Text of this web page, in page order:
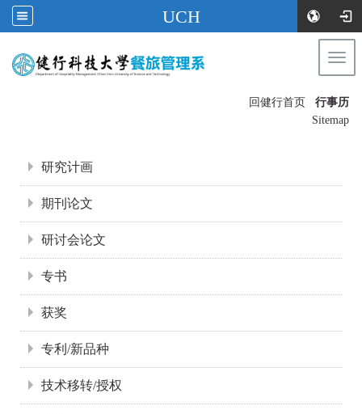
UCH
回健行首页
行事历
Sitemap
研究计画
期刊论文
研讨会论文
专书
获奖
专利/新品种
技术移转/授权